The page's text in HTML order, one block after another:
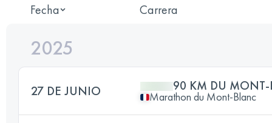
Fecha Carrera
2025
27 DE JUNIO 90 KM DU MONT-
Marathon du Mont-Blanc